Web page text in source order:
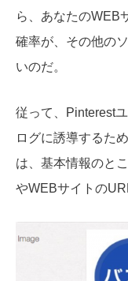
ら、あなたのWEB
確率が、その他の
いのだ。
従って、Pinterest
ログに誘導するた
は、基本情報のと
やWEBサイトの